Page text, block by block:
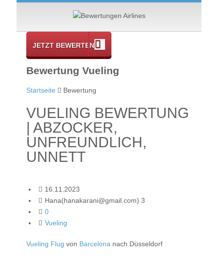
JETZT BEWERTEN
Bewertung Vueling
Startseite Bewertung
VUELING BEWERTUNG
| ABZOCKER,
UNFREUNDLICH,
UNNETT
16.11.2023
Hana(hanakarani@gmail.com) 3
0
Vueling
Vueling Flug von Barcelona nach Düsseldorf